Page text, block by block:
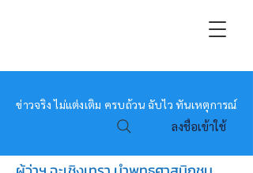
หมอข่าว
ข่าวจริง ไม่แต่งเติม ครบถ้วน ฉับไว ทันเหตุการณ์
ลงชื่อเข้าใช้